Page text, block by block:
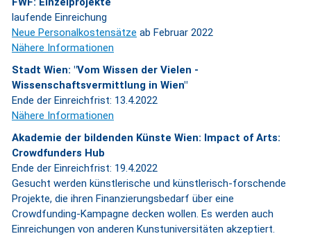
laufende Einreichung
Neue Personalkostensätze ab Februar 2022
Nähere Informationen
Stadt Wien: "Vom Wissen der Vielen -
Wissenschaftsvermittlung in Wien"
Ende der Einreichfrist: 13.4.2022
Nähere Informationen
Akademie der bildenden Künste Wien: Impact of Arts:
Crowdfunders Hub
Ende der Einreichfrist: 19.4.2022
Gesucht werden künstlerische und künstlerisch-forschende
Projekte, die ihren Finanzierungsbedarf über eine
Crowdfunding-Kampagne decken wollen. Es werden auch
Einreichungen von anderen Kunstuniversitäten akzeptiert.